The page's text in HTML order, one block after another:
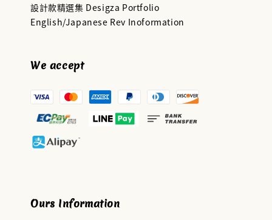
設計款精選集 Desigza Portfolio
English/Japanese Rev Inoformation
We accept
Ours Information